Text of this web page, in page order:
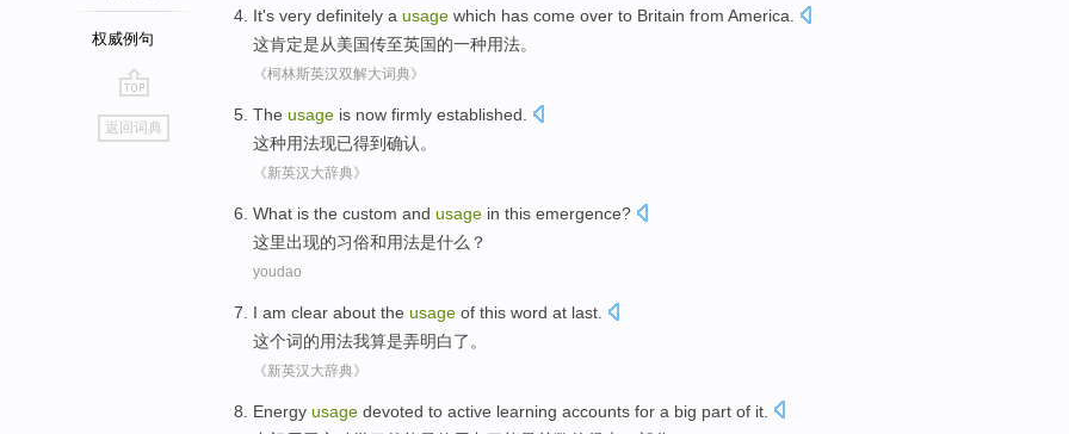
权威例句
go
top
返回词典
It's very definitely a usage which has come over to Britain from America.
这肯定是从美国传至英国的一种用法。
《柯林斯英汉双解大词典》
The usage is now firmly established
这种用法现已得到确认 。
《新英汉大辞典》
What is the custom and usage in this emergence?
这里出现的习俗和用法是什么 ？
youdao
I am clear about the usage of this word at last.
这个词的用法我算是弄明白了。
《新英汉大辞典》
Energy usage devoted to active learning accounts for a big part of it.